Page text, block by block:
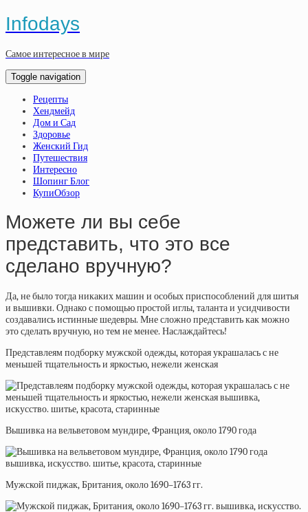
Infodays
Самое интересное в мире
Toggle navigation
Рецепты
Хендмейд
Дом и Сад
Здоровье
Женский Гид
Путешествия
Интересно
Шопинг Блог
КупиОбзор
Можете ли вы себе
представить, что это все
сделано вручную?
Да, не было тогда никаких машин и особых приспособлений для шитья
и вышивки. Однако с помощью простой иглы, таланта и усидчивости
создавались истинные шедевры. Мне сложно представить как можно
это сделать вручную, но тем не менее. Наслаждайтесь!
Представлеям подборку мужской одежды, которая украшалась с не
меньшей тщательность и яркостью, нежели женская
Вышивка на вельветовом мундире, Франция, около 1790 года
Мужской пиджак, Британия, около 1690–1763 гг.